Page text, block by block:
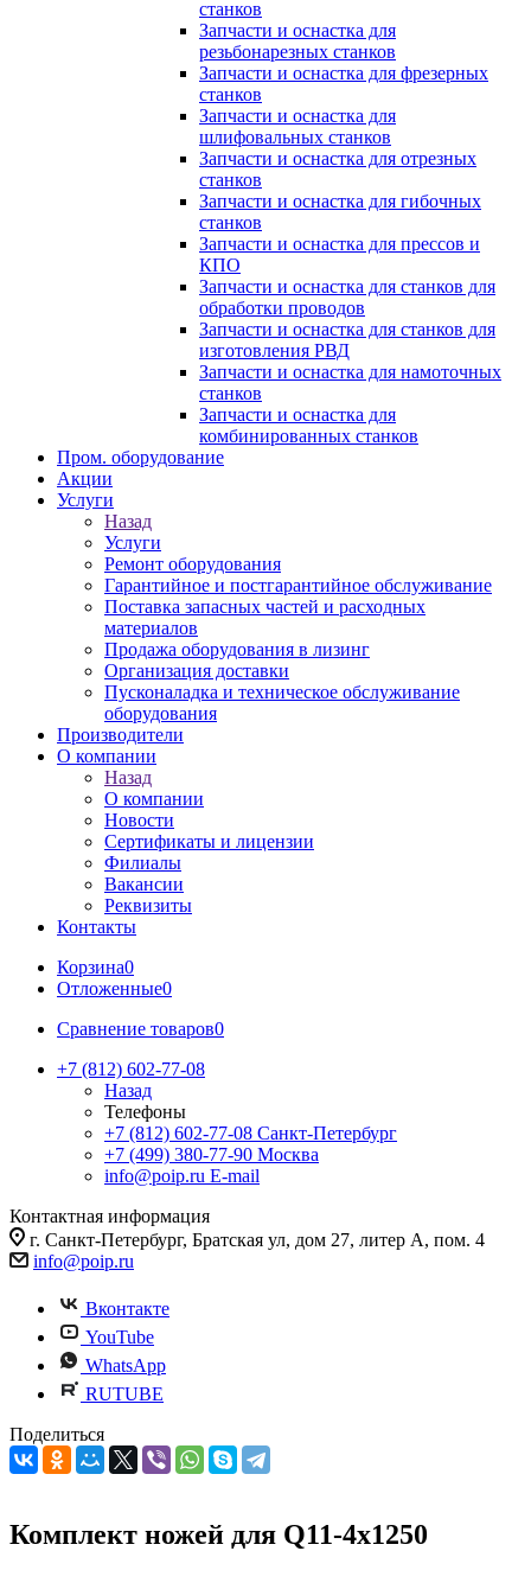
станков
Запчасти и оснастка для
резьбонарезных станков
Запчасти и оснастка для фрезерных
станков
Запчасти и оснастка для
шлифовальных станков
Запчасти и оснастка для отрезных
станков
Запчасти и оснастка для гибочных
станков
Запчасти и оснастка для прессов и
КПО
Запчасти и оснастка для станков для
обработки проводов
Запчасти и оснастка для станков для
изготовления РВД
Запчасти и оснастка для намоточных
станков
Запчасти и оснастка для
комбинированных станков
Пром. оборудование
Акции
Услуги
Назад
Услуги
Ремонт оборудования
Гарантийное и постгарантийное обслуживание
Поставка запасных частей и расходных
материалов
Продажа оборудования в лизинг
Организация доставки
Пусконаладка и техническое обслуживание
оборудования
Производители
О компании
Назад
О компании
Новости
Сертификаты и лицензии
Филиалы
Вакансии
Реквизиты
Контакты
Корзина0
Отложенные0
Сравнение товаров0
+7 (812) 602-77-08
Назад
Телефоны
+7 (812) 602-77-08 Санкт-Петербург
+7 (499) 380-77-90 Москва
info@poip.ru E-mail
Контактная информация
г. Санкт-Петербург, Братская ул, дом 27, литер А, пом. 4
info@poip.ru
Вконтакте
YouTube
WhatsApp
RUTUBE
Поделиться
Комплект ножей для Q11-4x1250